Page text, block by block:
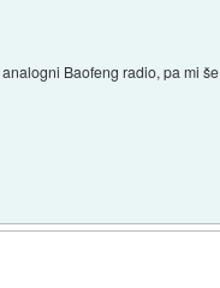
Baofeng radio, pa mi še